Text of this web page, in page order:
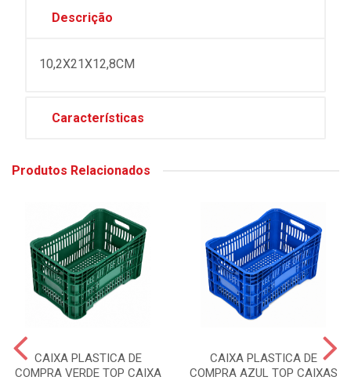
Descrição
10,2X21X12,8CM
Características
Produtos Relacionados
CAIXA PLASTICA DE
COMPRA VERDE TOP CAIXA
CAIXA PLASTICA DE
COMPRA AZUL TOP CAIXAS